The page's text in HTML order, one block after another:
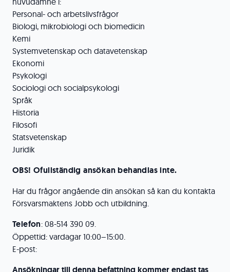
Personal- och arbetslivsfrågor
Biologi, mikrobiologi och biomedicin
Kemi
Systemvetenskap och datavetenskap
Ekonomi
Psykologi
Sociologi och socialpsykologi
Språk
Historia
Filosofi
Statsvetenskap
Juridik
OBS! Ofullständig ansökan behandlas inte.
Har du frågor angående din ansökan så kan du kontakta
Försvarsmaktens Jobb och utbildning.
Telefon: 08-514 390 09.
Öppettid: vardagar 10:00–15:00.
E-post:
Ansökningar till denna befattning kommer endast tas